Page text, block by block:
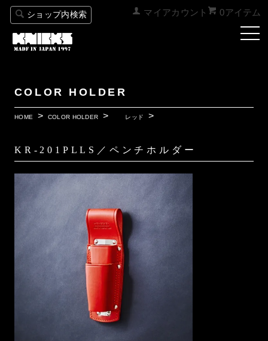
0アイテム
マイアカウント
ショップ内検索
COLOR HOLDER
HOME COLOR HOLDER レッド
KR-201PLLS／ペンチホルダー